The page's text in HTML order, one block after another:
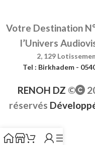
Votre Destination
l’Univers
2, 129
Tel : Birkhadem -
RENOH DZ ©
réservés